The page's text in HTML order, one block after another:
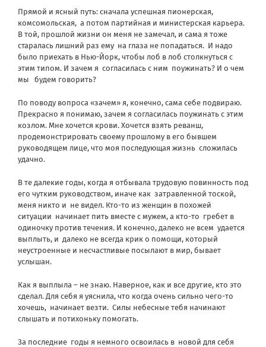
Прямой и ясный путь: сначала успешная пионерская,
комсомольская, а потом партийная и министерская карьера.
В той, прошлой жизни он меня не замечал, и сама я тоже
старалась лишний раз ему на глаза не попадаться. И надо
было приехать в Нью-Йорк, чтобы лоб в лоб столкнуться с
этим типом. И зачем я согласилась с ним поужинать? И о чем
мы
будем говорить?
По поводу вопроса «зачем» я, конечно, сама себе подвираю.
Прекрасно я понимаю, зачем я согласилась поужинать с этим
козлом. Мне хочется крови. Хочется взять реванш,
продемонстрировать своему прошлому в его бывшем
руководящем лице, что моя последующая жизнь сложилась
удачно.
В те далекие годы, когда я отбывала трудовую повинность под
его чутким руководством, иначе как затравленной тоской,
меня никто и не видел. Кто-то из женщин в похожей
ситуации начинает пить вместе с мужем, а кто-то гребет в
одиночку против течения. И конечно, далеко не всем удается
выплыть, и далеко не всегда крик о помощи, который
неустроенные и несчастливые посылают в мир, бывает
услышан.
Как я выплыла – не знаю. Наверное, как и все другие, кто это
сделал. Для себя я уяснила, что когда очень сильно чего-то
хочешь, начинает везти. Силы небесные тебя начинают
слышать и потихоньку помогать.
За последние годы я немного освоилась в новой для себя